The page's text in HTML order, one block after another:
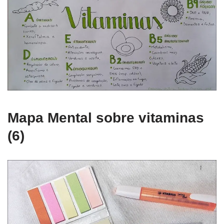
Mapa Mental sobre vitaminas
(6)